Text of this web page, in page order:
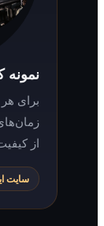
نمونه کیفیت
برای هر نسخه از
زمان‌های مختلف
از کیفیت آن مطلع
سایت اینترنتی